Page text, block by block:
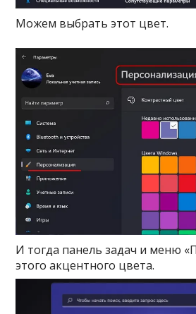
Можем выбрать этот цвет.
И тогда панель задач и меню
этого акцентного цвета.